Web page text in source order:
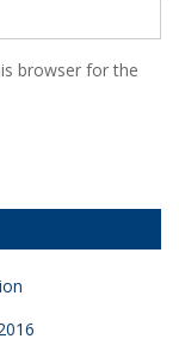
browser for the